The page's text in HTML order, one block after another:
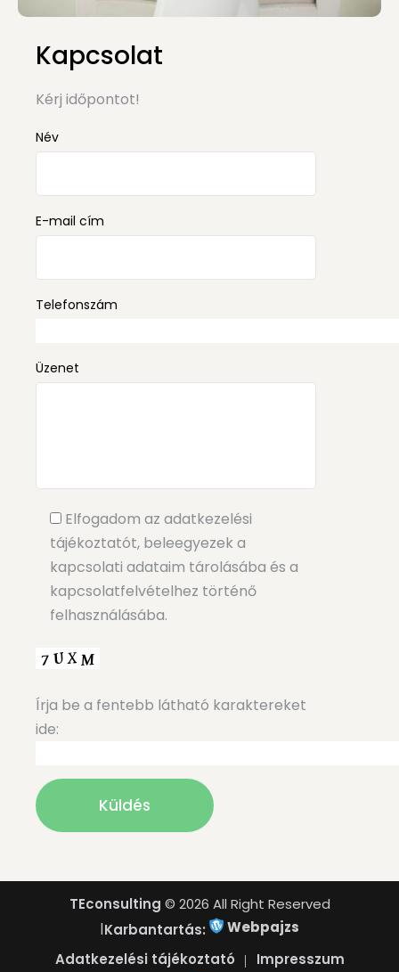
Kapcsolat
Kérj időpontot!
Név
E-mail cím
Telefonszám
Üzenet
Elfogadom az adatkezelési
tájékoztatót, beleegyezek a
kapcsolati adataim tárolásába és a
kapcsolatfelvételhez történő
felhasználásába.
Írja be a fentebb látható karaktereket
ide:
TEconsulting © 2026 All Right Reserved
|Karbantartás:
Webpajzs
Adatkezelési tájékoztató
Impresszum